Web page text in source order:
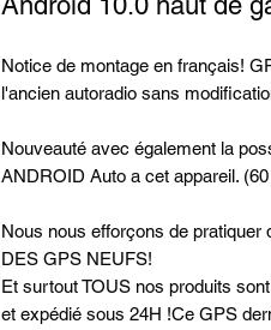
Notice de montage en français!
l'ancien autoradio sans
Nouveauté avec également la
ANDROID Auto a cet appareil.
Nous nous efforçons de
DES GPS NEUFS!
Et surtout TOUS nos produits
et expédié sous 24H !Ce GPS